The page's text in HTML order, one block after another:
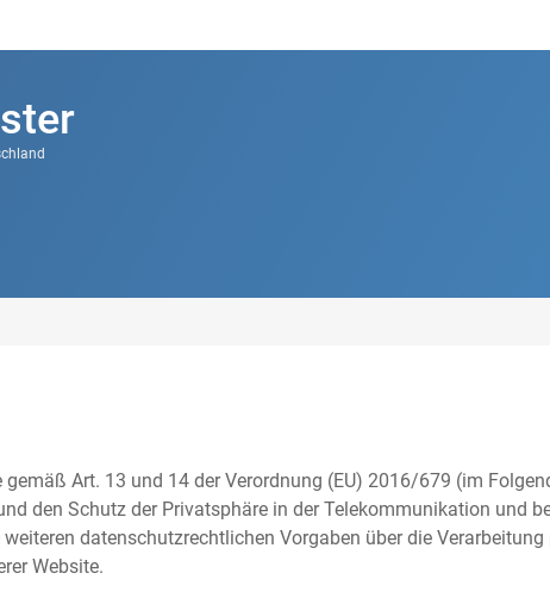
Art. 13 und 14 der Verordnung (EU) 2016/679 (im
den Schutz der Privatsphäre in der Telekommunikation und
datenschutzrechtlichen Vorgaben über die
Website.